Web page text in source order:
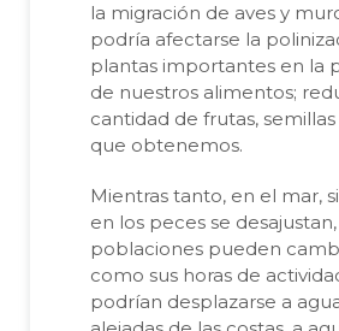
la migración de aves y
podría afectarse la
plantas importantes en la
de nuestros alimentos;
cantidad de frutas,
que obtenemos.
Mientras tanto, en el mar,
en los peces se desajustan,
poblaciones pueden
como sus horas de
podrían desplazarse a